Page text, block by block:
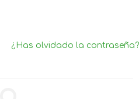
¿Has olvidado la contraseña?